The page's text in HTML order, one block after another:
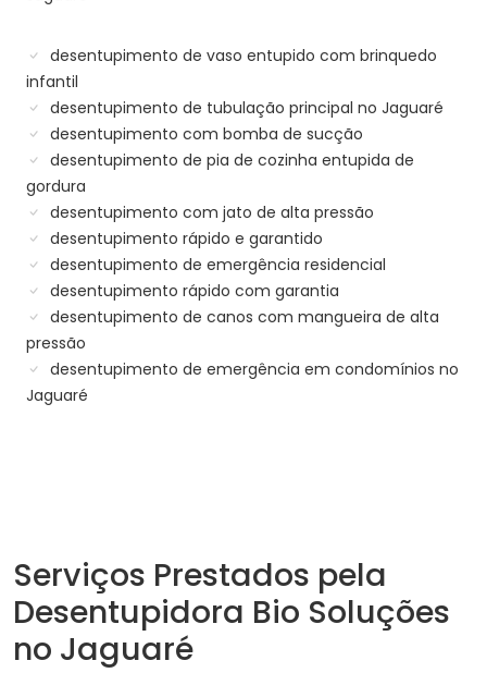
desentupimento de vaso entupido com brinquedo
infantil
desentupimento de tubulação principal no Jaguaré
desentupimento com bomba de sucção
desentupimento de pia de cozinha entupida de
gordura
desentupimento com jato de alta pressão
desentupimento rápido e garantido
desentupimento de emergência residencial
desentupimento rápido com garantia
desentupimento de canos com mangueira de alta
pressão
desentupimento de emergência em condomínios no
Jaguaré
Serviços Prestados pela
Desentupidora Bio Soluções
no Jaguaré